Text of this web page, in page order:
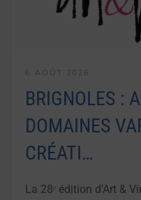
BRIGNOLES :
DOMAINES
CRÉATI…
La 28ᵉ édition d’Art &